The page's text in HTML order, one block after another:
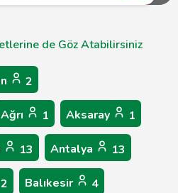
de Göz Atabilirsiniz
2
Ağrı 1 Aksaray 1
13 Antalya 13
2 Balıkesir 4